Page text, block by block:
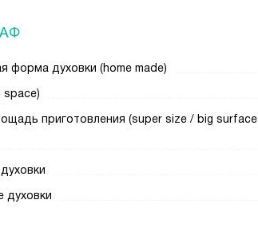
форма духовки (home made)
space)
приготовления (super size / big surface
духовки